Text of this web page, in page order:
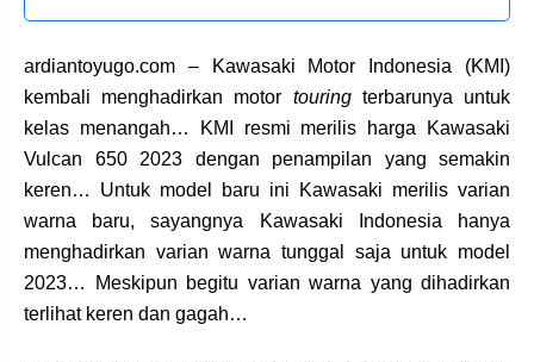
ardiantoyugo.com – Kawasaki Motor Indonesia (KMI)
kembali menghadirkan motor touringterbarunya untuk
kelas menangah… KMI resmi merilis harga Kawasaki
Vulcan 650 2023 dengan penampilan yang semakin
keren… Untuk model baru ini Kawasaki merilis varian
warna baru, sayangnya Kawasaki Indonesia hanya
menghadirkan varian warna tunggal saja untuk model
2023… Meskipun begitu varian warna yang dihadirkan
terlihat keren dan gagah…